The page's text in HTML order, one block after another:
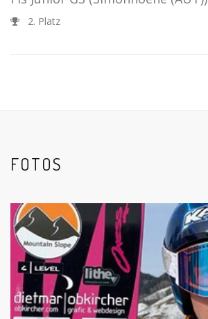
2. Platz
FOTOS